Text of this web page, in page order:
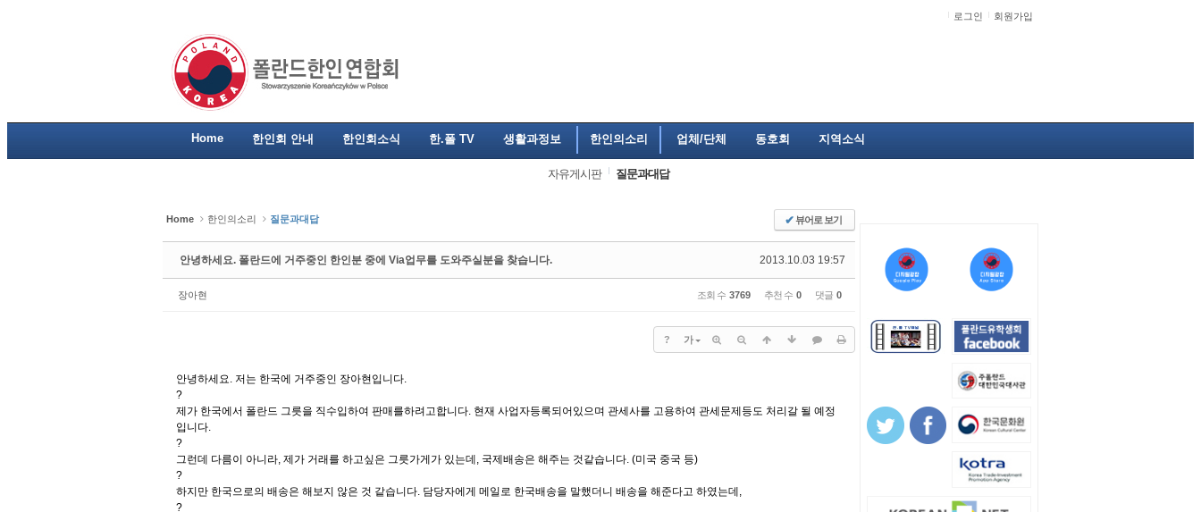
로그인 회원가입
Home 한인회 안내 한인회소식 한.폴 TV 생활과정보 한인의소리 업체/단체 동호회 지역소식
자유게시판 질문과대답
Home 한인의소리 질문과대답 ✔뷰어로 보기
2013.10.03 19:57
안녕하세요. 폴란드에 거주중인 한인분 중에 Via업무를 도와주실분을 찾습니다.
장아현 조회 수 3769 추천 수 0 댓글 0
? 가
안녕하세요. 저는 한국에 거주중인 장아현입니다.
?
제가 한국에서 폴란드 그릇을 직수입하여 판매를하려고합니다. 현재 사업자등록되어있으며 관세사를 고용하여 관세문제등도 처리갈 될 예정
입니다.
?
그런데 다름이 아니라, 제가 거래를 하고싶은 그릇가게가 있는데, 국제배송은 해주는 것같습니다. (미국 중국 등)
?
하지만 한국으로의 배송은 해보지 않은 것 같습니다. 담당자에게 메일로 한국배송을 말했더니 배송을 해준다고 하였는데,
?